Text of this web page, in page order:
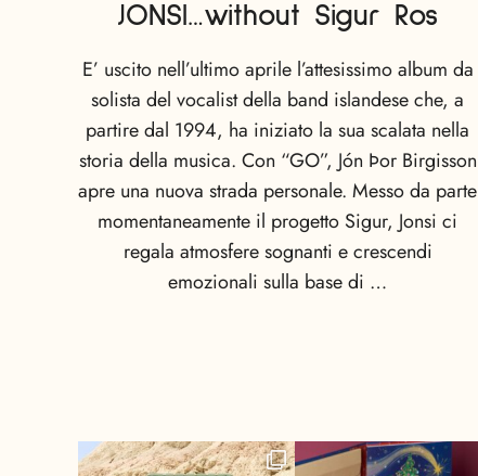
JONSI…without Sigur Ros
E’ uscito nell’ultimo aprile l’attesissimo album da
solista del vocalist della band islandese che, a
partire dal 1994, ha iniziato la sua scalata nella
storia della musica. Con “GO”, Jón Þor Birgisson
apre una nuova strada personale. Messo da parte
momentaneamente il progetto Sigur, Jonsi ci
regala atmosfere sognanti e crescendi
emozionali sulla base di …